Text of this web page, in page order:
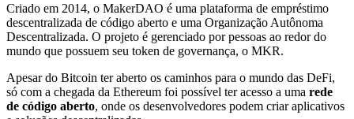
Criado em 2014, o MakerDAO é uma plataforma de empréstimo
descentralizada de código aberto e uma Organização Autônoma
Descentralizada. O projeto é gerenciado por pessoas ao redor do
mundo que possuem seu token de governança, o MKR.
Apesar do Bitcoin ter aberto os caminhos para o mundo das DeFi,
só com a chegada da Ethereum foi possível ter acesso a uma rede
de código aberto, onde os desenvolvedores podem criar aplicativos